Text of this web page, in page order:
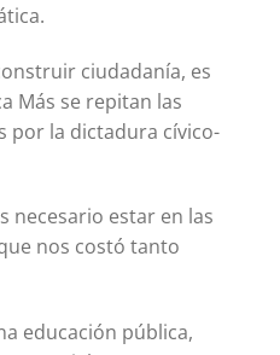
ciudadanía, es
Más se repitan las
por la dictadura cívico-
necesario estar en las
nos costó tanto
educación pública,